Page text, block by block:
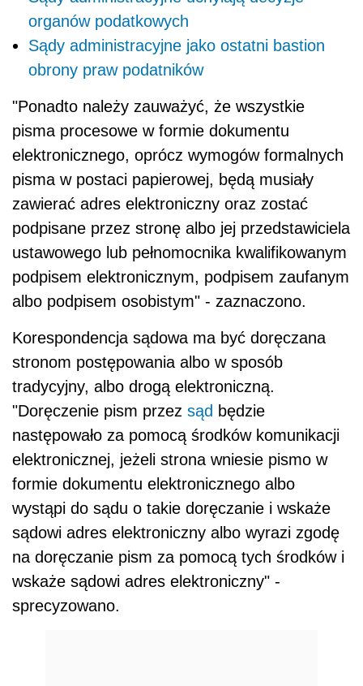
organów podatkowych
Sądy administracyjne jako ostatni bastion
obrony praw podatników
"Ponadto należy zauważyć, że wszystkie
pisma procesowe w formie dokumentu
elektronicznego, oprócz wymogów formalnych
pisma w postaci papierowej, będą musiały
zawierać adres elektroniczny oraz zostać
podpisane przez stronę albo jej przedstawiciela
ustawowego lub pełnomocnika kwalifikowanym
podpisem elektronicznym, podpisem zaufanym
albo podpisem osobistym" - zaznaczono.
Korespondencja sądowa ma być doręczana
stronom postępowania albo w sposób
tradycyjny, albo drogą elektroniczną.
"Doręczenie pism przez sąd będzie
następowało za pomocą środków komunikacji
elektronicznej, jeżeli strona wniesie pismo w
formie dokumentu elektronicznego albo
wystąpi do sądu o takie doręczanie i wskaże
sądowi adres elektroniczny albo wyrazi zgodę
na doręczanie pism za pomocą tych środków i
wskaże sądowi adres elektroniczny" -
sprecyzowano.